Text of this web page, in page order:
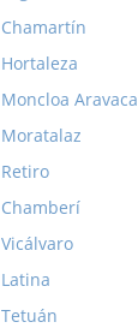
Aravaca